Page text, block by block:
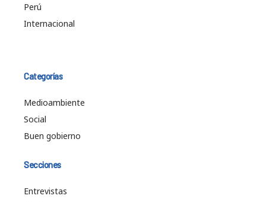
Perú
Internacional
Categorías
Medioambiente
Social
Buen gobierno
Secciones
Entrevistas